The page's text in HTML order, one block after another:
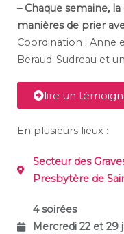
– Chaque semaine,
manières de prier
Coordination : Anne
Beraud-Sudreau et
lire un
En plusieurs lieux :
Secteur des
Presbytère de
4 soirées
Mercredi 22 et 29